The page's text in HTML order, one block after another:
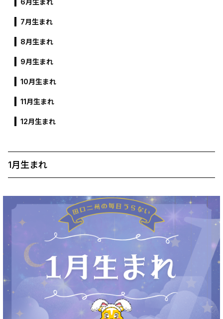
7月生まれ
8月生まれ
9月生まれ
10月生まれ
11月生まれ
12月生まれ
1月生まれ